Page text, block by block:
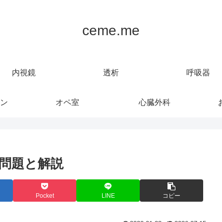
ceme.me
内視鏡 透析 呼吸器
オペ室 心臓外科
題と解説
Pocket LINE コピー